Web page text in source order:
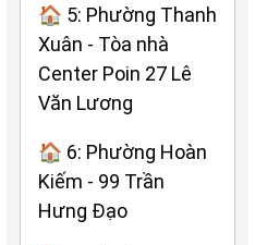
🏠 5: Phường Thanh
Xuân - Tòa nhà
Center Poin 27 Lê
Văn Lương
🏠 6: Phường Hoàn
Kiếm - 99 Trần
Hưng Đạo